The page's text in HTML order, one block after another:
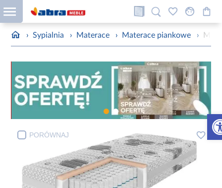
› Sypialnia › Materace › Materace piankowe ›
PORÓWNAJ